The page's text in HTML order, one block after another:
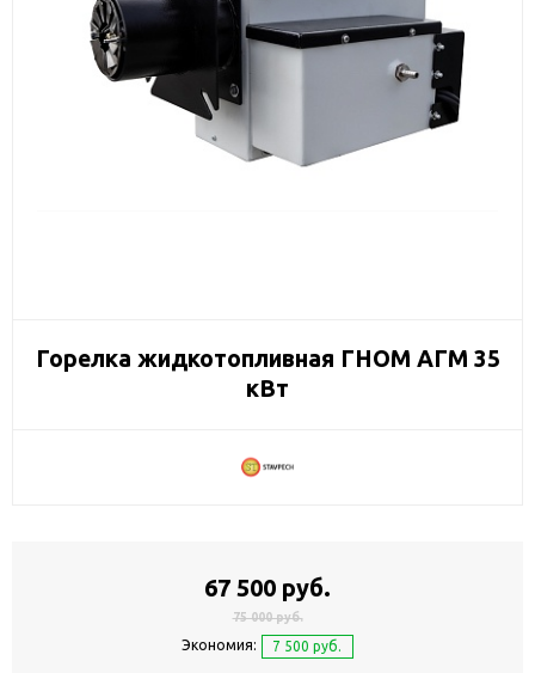
Горелка жидкотопливная ГНОМ АГМ 35
кВт
67 500 руб.
75 000 руб.
Экономия: 7 500 руб.